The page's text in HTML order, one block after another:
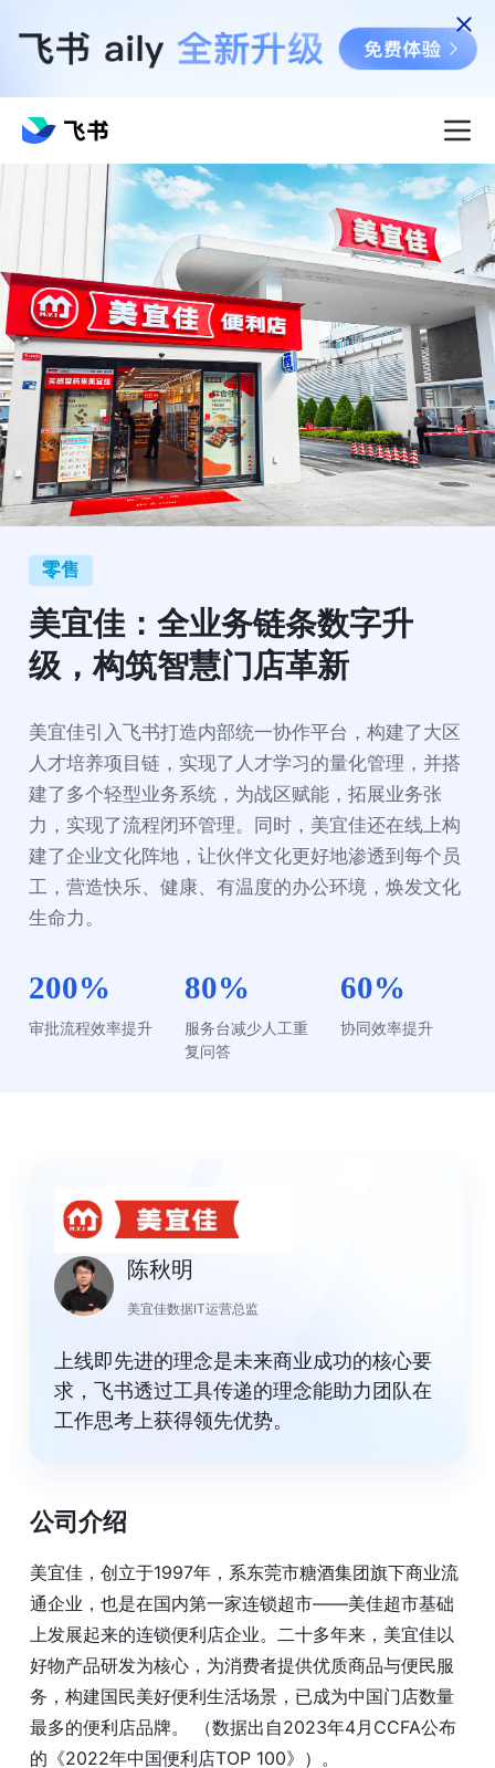
零售
美宜佳：全业务链条数字升
级，构筑智慧门店革新
美宜佳引入飞书打造内部统一协作平台，构建了大区
人才培养项目链，实现了人才学习的量化管理，并搭
建了多个轻型业务系统，为战区赋能，拓展业务张
力，实现了流程闭环管理。同时，美宜佳还在线上构
建了企业文化阵地，让伙伴文化更好地渗透到每个员
工，营造快乐、健康、有温度的办公环境，焕发文化
生命力。
200%
审批流程效率提升
80%
服务台减少人工重
复问答
60%
协同效率提升
陈秋明
美宜佳数据IT运营总监
上线即先进的理念是未来商业成功的核心要
求，飞书透过工具传递的理念能助力团队在
工作思考上获得领先优势。
公司介绍
美宜佳，创立于1997年，系东莞市糖酒集团旗下商业流
通企业，也是在国内第一家连锁超市——美佳超市基础
上发展起来的连锁便利店企业。二十多年来，美宜佳以
好物产品研发为核心，为消费者提供优质商品与便民服
务，构建国民美好便利生活场景，已成为中国门店数量
最多的便利店品牌。 （数据出自2023年4月CCFA公布
的《2022年中国便利店TOP 100》）。